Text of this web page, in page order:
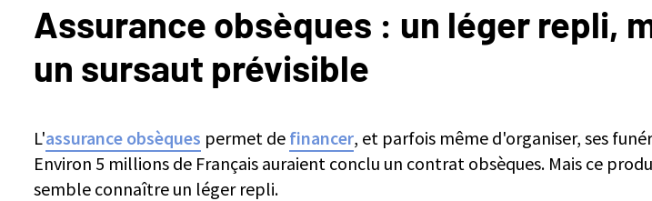
Assurance obsèques : un léger repli,
un sursaut prévisible
L'assurance obsèques permet de financer, et parfois même d'organiser, ses
Environ 5 millions de Français auraient conclu un contrat obsèques. Mais ce
semble connaître un léger repli.